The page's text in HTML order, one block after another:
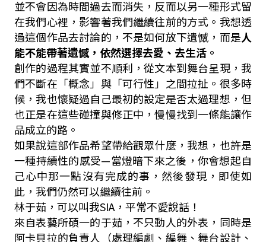
並不會因為時間過去而消失，反而以另一種形式留
在我們心裡，影響著我們繼續往前的方式。我想透
過這個作品去討論的，不是如何放下遺憾，而是人
能不能帶著遺憾，依然選擇去愛、去生活。
創作的過程其實並不順利，從文本到舞台呈現，我
們不斷在「概念」與「可行性」之間拉扯。很多時
候，我也懷疑過自己最初的設定是否太過理想，但
也正是在這些碰撞與修正中，慢慢找到一條能讓作
品成立的路。
如果說這部作品希望帶給觀眾什麼，我想，也許是
一種持續性的感受—當燈暗下來之後，你會想起自
己心中那一點沒有完成的事，然後發現，即使如
此，我們仍然可以繼續往前。
林于茹，可以叫我SIA，平常不愛說話！
來自表藝所碩一的于茹，不只動人的外表，同時是
阿卡貝拉的負責人（處理編劇、編舞、舞台設計、